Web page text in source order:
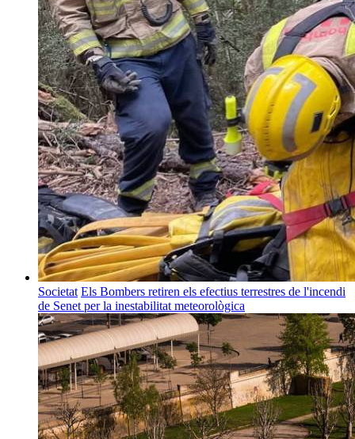
Societat Els Bombers retiren els efectius terrestres de l'incendi
de Senet per la inestabilitat meteorològica